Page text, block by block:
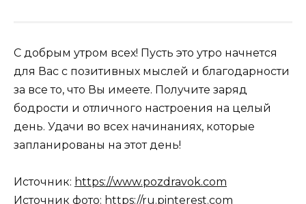
С добрым утром всех! Пусть это утро начнется
для Вас с позитивных мыслей и благодарности
за все то, что Вы имеете. Получите заряд
бодрости и отличного настроения на целый
день. Удачи во всех начинаниях, которые
запланированы на этот день!
Источник: https://www.pozdravok.com
Источник фото: https://ru.pinterest.com